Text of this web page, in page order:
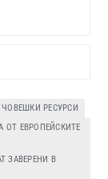
ЧОВЕШКИ РЕСУРСИ
ЕВРОПЕЙСКИТЕ
ЗАВЕРЕНИ В